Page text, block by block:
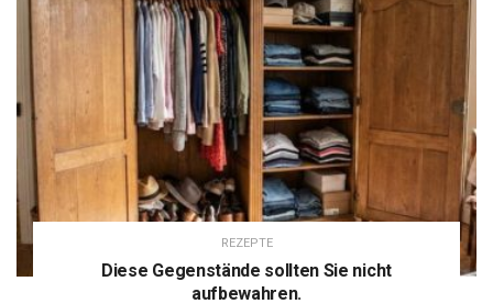
REZEPTE
Diese Gegenstände sollten Sie nicht
aufbewahren.